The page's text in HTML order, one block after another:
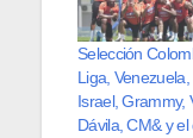
Selección
Liga, Venezuela,
Israel, Grammy,
Dávila, CM& y el